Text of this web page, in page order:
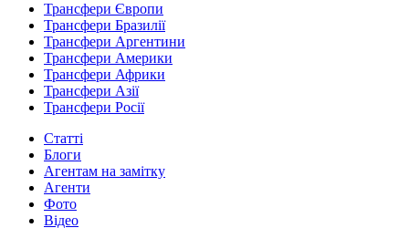
Трансфери Європи
Трансфери Бразилії
Трансфери Аргентини
Трансфери Америки
Трансфери Африки
Трансфери Азії
Трансфери Росії
Статті
Блоги
Агентам на замітку
Агенти
Фото
Відео